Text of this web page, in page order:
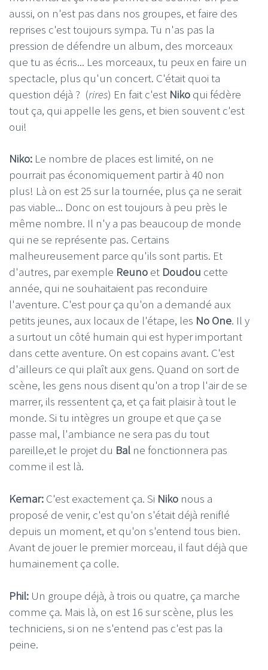
aussi, on n'est pas dans nos groupes, et faire des
reprises c'est toujours sympa. Tu n'as pas la
pression de défendre un album, des morceaux
que tu as écris... Les morceaux, tu peux en faire un
spectacle, plus qu'un concert. C'était quoi ta
question déjà ? (rires) En fait c'est Niko qui fédère
tout ça, qui appelle les gens, et bien souvent c'est
oui!
Niko: Le nombre de places est limité, on ne
pourrait pas économiquement partir à 40 non
plus! Là on est 25 sur la tournée, plus ça ne serait
pas viable... Donc on est toujours à peu près le
même nombre. Il n'y a pas beaucoup de monde
qui ne se représente pas. Certains
malheureusement parce qu'ils sont partis. Et
d'autres, par exemple Reuno et Doudou cette
année, qui ne souhaitaient pas reconduire
l'aventure. C'est pour ça qu'on a demandé aux
petits jeunes, aux locaux de l'étape, les No One. Il y
a surtout un côté humain qui est hyper important
dans cette aventure. On est copains avant. C'est
d'ailleurs ce qui plaît aux gens. Quand on sort de
scène, les gens nous disent qu'on a trop l'air de se
marrer, ils ressentent ça, et ça fait plaisir à tout le
monde. Si tu intègres un groupe et que ça se
passe mal, l'ambiance ne sera pas du tout
pareille,et le projet du Bal ne fonctionnera pas
comme il est là.
Kemar: C'est exactement ça. Si Niko nous a
proposé de venir, c'est qu'on s'était déjà reniflé
depuis un moment, et qu'on s'entend tous bien.
Avant de jouer le premier morceau, il faut déjà que
humainement ça colle.
Phil: Un groupe déjà, à trois ou quatre, ça marche
comme ça. Mais là, on est 16 sur scène, plus les
techniciens, si on ne s'entend pas c'est pas la
peine.